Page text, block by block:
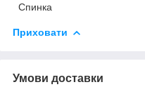
Спинка
Приховати
Умови доставки